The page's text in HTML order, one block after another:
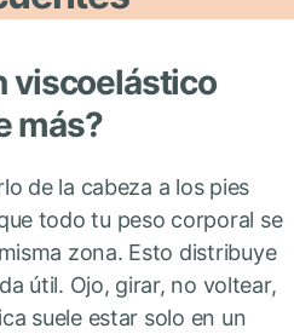
viscoelástico
más?
de la cabeza a los pies
todo tu peso corporal se
zona. Esto distribuye
útil. Ojo, girar, no voltear,
suele estar solo en un